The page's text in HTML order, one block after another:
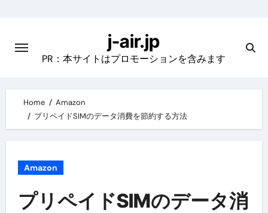
content
j-air.jp
PR：本サイトはプロモーションを含みます
Home
Amazon
プリペイドSIMのデータ消費を節約する方法
Amazon
プリペイドSIMのデータ消